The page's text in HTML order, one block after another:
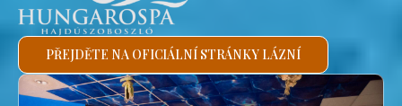
PŘEJDĚTE NA OFICIÁLNÍ STRÁNKY LÁZNÍ